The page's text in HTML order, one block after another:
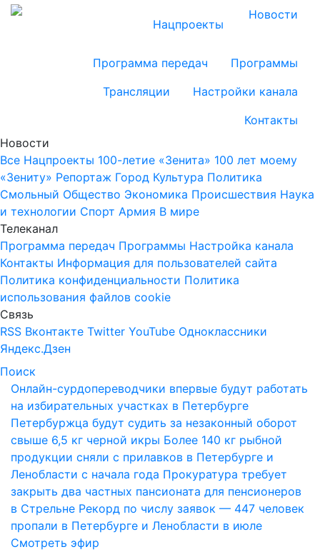
Нацпроекты
Новости
Программа передач
Программы
Трансляции
Настройки канала
Контакты
Новости
Все Нацпроекты 100-летие «Зенита» 100 лет моему
«Зениту» Репортаж Город Культура Политика
Смольный Общество Экономика Происшествия Наука
и технологии Спорт Армия В мире
Телеканал
Программа передач Программы Настройка канала
Контакты Информация для пользователей сайта
Политика конфиденциальности Политика
использования файлов cookie
Связь
RSS Вконтакте Twitter YouTube Одноклассники
Яндекс.Дзен
Поиск
Онлайн-сурдопереводчики впервые будут работать
на избирательных участках в Петербурге
Петербуржца будут судить за незаконный оборот
свыше 6,5 кг черной икры Более 140 кг рыбной
продукции сняли с прилавков в Петербурге и
Ленобласти с начала года Прокуратура требует
закрыть два частных пансионата для пенсионеров
в Стрельне Рекорд по числу заявок — 447 человек
пропали в Петербурге и Ленобласти в июле
Смотреть эфир